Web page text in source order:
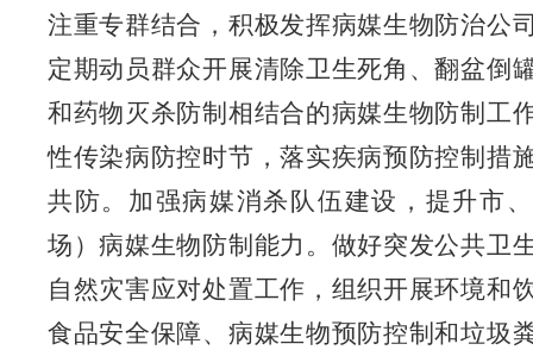
注重专群结合，积极发挥病媒生物防治公
定期动员群众开展清除卫生死角、翻盆倒
和药物灭杀防制相结合的病媒生物防制工
性传染病防控时节，落实疾病预防控制措
共防。加强病媒消杀队伍建设，提升市
场 ）病媒生物防制能力。做好突发公共卫
自然灾害应对处置工作，组织开展环境和
食品安全保障、病媒生物预防控制和垃圾